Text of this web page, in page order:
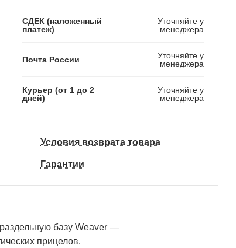
СДЕК (наложенный
платеж)
Уточняйте у
менеджера
Почта России
Уточняйте у
менеджера
Курьер (от 1 до 2
дней)
Уточняйте у
менеджера
Условия возврата товара
Гарантии
базу Weaver —
прицелов.